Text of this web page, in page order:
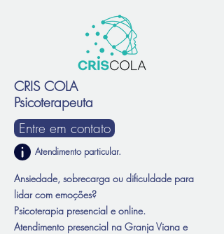
CRIS COLA
Psicoterapeuta
Entre em contato
Atendimento particular.
Ansiedade, sobrecarga ou dificuldade para
lidar com emoções?
​Psicoterapia presencial e online.
Atendimento presencial na Granja Viana e